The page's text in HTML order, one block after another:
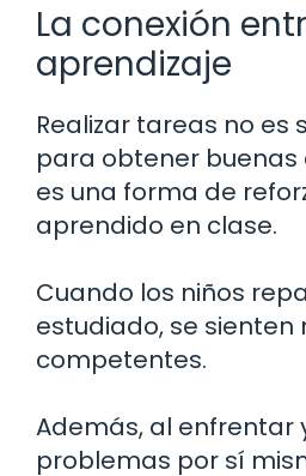
La conexión
aprendizaje
Realizar tareas no es
para obtener buenas
es una forma de
aprendido en clase.
Cuando los niños
estudiado, se sienten
competentes.
Además, al enfrentar
problemas por sí